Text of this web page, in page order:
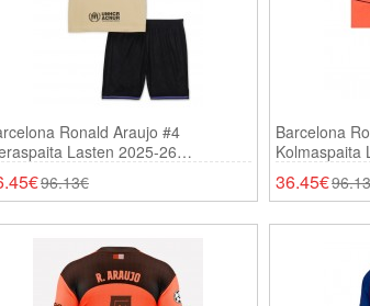
Ronald Araujo #4
Lasten 2025-26
(+ Shortsit)
96.13€
Barcelona
Kolmaspaita
36.45€